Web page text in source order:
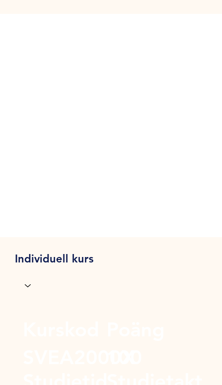
Individuell kurs